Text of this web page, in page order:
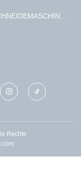
Rechte